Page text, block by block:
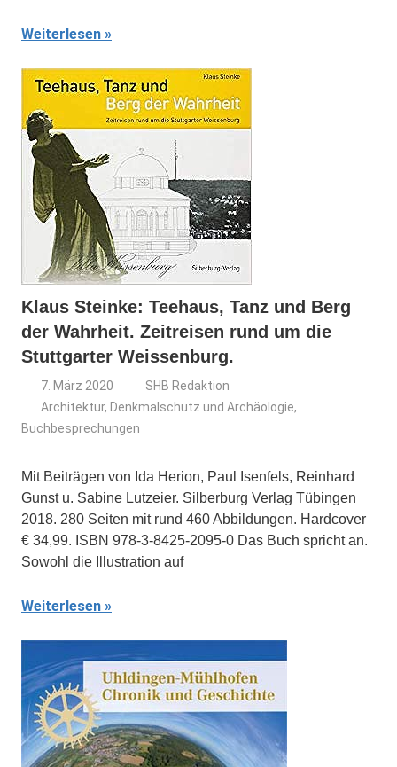
Weiterlesen
Klaus Steinke: Teehaus, Tanz und Berg
der Wahrheit. Zeitreisen rund um die
Stuttgarter Weissenburg.
7. März 2020
SHB Redaktion
Architektur, Denkmalschutz und Archäologie,
Buchbesprechungen
Mit Beiträgen von Ida Herion, Paul Isenfels, Reinhard
Gunst u. Sabine Lutzeier. Silberburg Verlag Tübingen
2018. 280 Seiten mit rund 460 Abbildungen. Hardcover
€ 34,99. ISBN 978-3-8425-2095-0 Das Buch spricht an.
Sowohl die Illustration auf
Weiterlesen